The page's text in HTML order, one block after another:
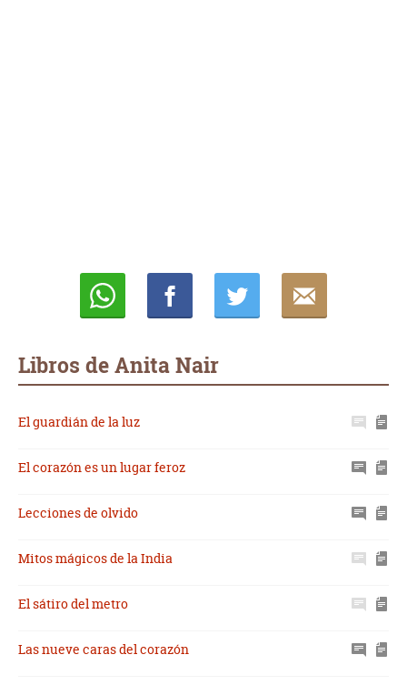
Libros de Anita Nair
El guardián de la luz
El corazón es un lugar feroz
Lecciones de olvido
Mitos mágicos de la India
El sátiro del metro
Las nueve caras del corazón